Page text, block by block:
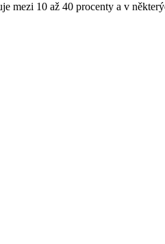
mezi 10 až 40 procenty a v